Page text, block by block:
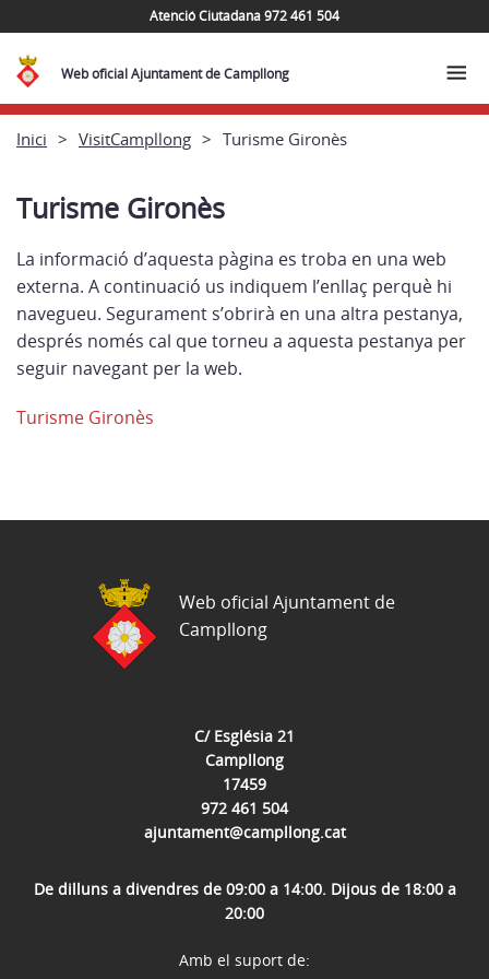
Atenció Ciutadana 972 461 504
Web oficial Ajuntament de Campllong
Inici VisitCampllong Turisme Gironès
Turisme Gironès
La informació d’aquesta pàgina es troba en una web
externa. A continuació us indiquem l’enllaç perquè hi
navegueu. Segurament s’obrirà en una altra pestanya,
després només cal que torneu a aquesta pestanya per
seguir navegant per la web.
Turisme Gironès
C/ Església 21
Campllong
17459
972 461 504
ajuntament@campllong.cat
De dilluns a divendres de 09:00 a 14:00. Dijous de 18:00 a
20:00
Web oficial Ajuntament de
Campllong
Amb el suport de: